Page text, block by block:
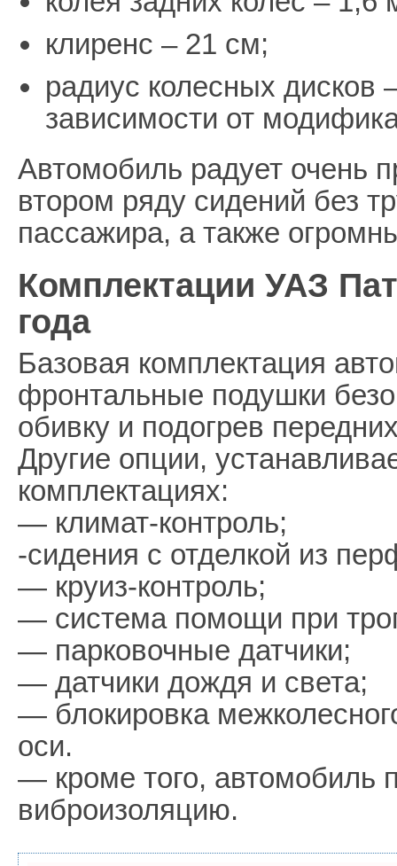
клиренс – 21 см;
радиус колесных
зависимости от
Автомобиль радует очень
втором ряду сидений без
пассажира, а также
Комплектации УАЗ
года
Базовая комплектация
фронтальные подушки
обивку и подогрев
Другие опции,
комплектациях:
— климат-контроль;
-сидения с отделкой из
— круиз-контроль;
— система помощи при
— парковочные датчики;
— датчики дождя и света;
— блокировка
оси.
— кроме того, автомобиль
виброизоляцию.